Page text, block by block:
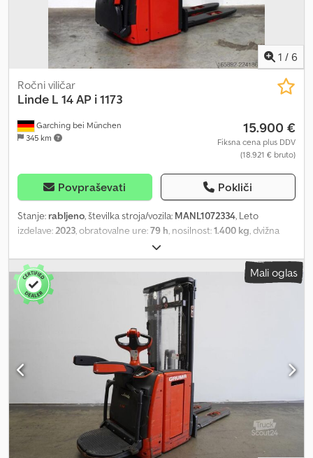
1 / 6
Garching bei München
345 km
Ročni viličar
Linde L 14 AP i 1173
15.900 €
Fiksna cena plus DDV
(18.921 € bruto)
Povpraševati Pokliči
Stanje: rabljeno, številka stroja/vozila: MANL1072334, Leto
izdelave: 2023 , obratovalne ure:79 h , nosilnost:1.400 kg , dvižna
, prosto dvigovanje:
mm, tip droga:triplex, kapaciteta baterije:375 Ah, napetost
baterije:24 V, širina nosilnega okvirja vilic:
, dolžina vilic:
1.150 mm
1.492 kg, skupna višina:
dolžina:
, skupna širina:800 mm , gorivo:
Akumatski sistem in elektrolitska cirkulacija na akumulatorju -
Priključek za vozilo REMA 160A - Vertikalna menjava akumulatorja -
Začetni dvig - Izvedba vilic: 560 – 1150 mm, 560 / 1150 / 55 mm -
Nosilec vilic, primeren za paletne rešetke - Počasna vožnja -
Mehko pristajanje - Zaščita nosilca: polikarbonat - Nadzor
dostopa: LFM-RFID - Vzmetena, zložljiva platforma - ac: nadzor
dostopa RFID - an: analiza uporabe - Kabel za akumulator z
vtičnico Djdpfxozpghdj Amiskr - Označevanje Linde - Prenos
podatkov prek Wi-Fi - Funkcija dvonadstropnega delovanja -
Kabel 160 A z zračnim priključkom Rema (EUW) - Podaljšek
Mali oglas